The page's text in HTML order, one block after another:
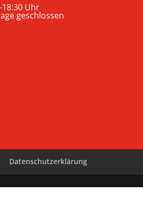
18:30 Uhr
geschlossen
Datenschutzerklärung